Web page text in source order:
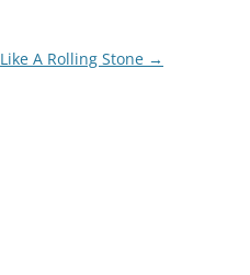
Like A Rolling Stone →